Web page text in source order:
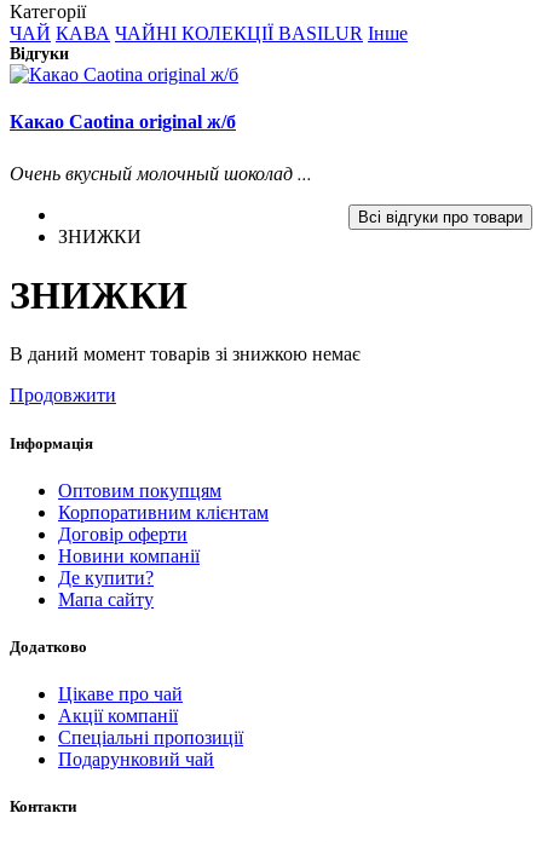
Категорії
ЧАЙ КАВА ЧАЙНІ КОЛЕКЦІЇ BASILUR Інше
Відгуки
Какао Caotina original ж/б
Очень вкусный молочный шоколад ...
Всі відгуки про товари
ЗНИЖКИ
ЗНИЖКИ
В даний момент товарів зі знижкою немає
Продовжити
Інформація
Оптовим покупцям
Корпоративним клієнтам
Договір оферти
Новини компанії
Де купити?
Мапа сайту
Додатково
Цікаве про чай
Акції компанії
Спеціальні пропозиції
Подарунковий чай
Контакти